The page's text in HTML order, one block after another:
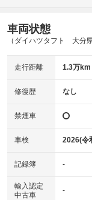
車両状態
（ダイハツタフト 大分県
走行距離 1.3万km
修復歴 なし
禁煙車
車検 2026(令
記録簿 -
輸入認定
中古車
-